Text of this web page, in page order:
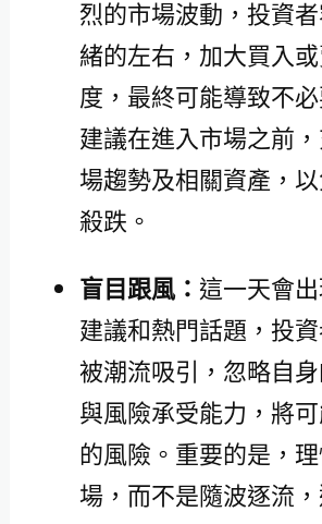
烈的市場波動，投資
緒的左右，加大買入
度，最終可能導致不
建議在進入市場之前
場趨勢及相關資產，
殺跌。
盲目跟風： 這一天會
建議和熱門話題，投
被潮流吸引，忽略自
與風險承受能力，將
的風險。重要的是，
場，而不是隨波逐流